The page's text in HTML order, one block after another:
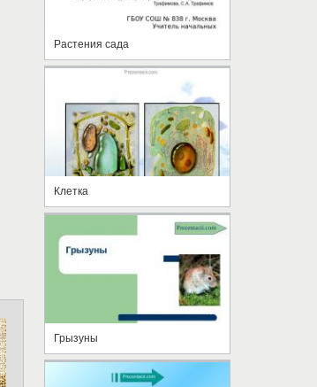
Растения сада
Клетка
Грызуны